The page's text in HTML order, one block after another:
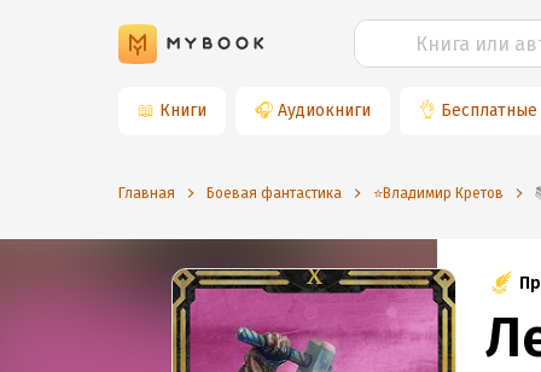
📖 Книги 🎧 Аудиокниги 👌 Бесплатные
Главная Боевая фантастика ⭐️Владимир Кретов